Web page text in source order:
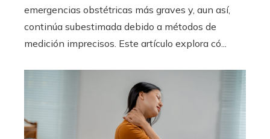
emergencias obstétricas más graves y, aun así,
continúa subestimada debido a métodos de
medición imprecisos. Este artículo explora có...